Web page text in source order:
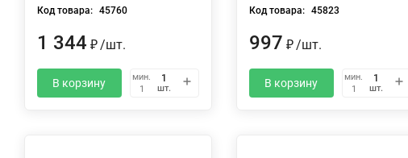
Код товара: 45760
1 344 ₽ /шт.
В корзину
мин.
1
шт.
Код товара: 45823
997 ₽ /шт.
В корзину
мин.
1
шт.